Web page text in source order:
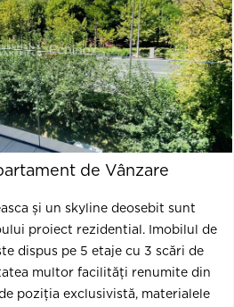
de Vânzare
și un skyline deosebit sunt
dispus pe 5 etaje cu 3 scări de
multor facilități renumite din
poziția exclusivistă, materialele